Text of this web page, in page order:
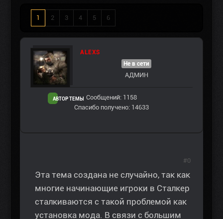
1 2 3 4 5 6
ALEXS
АВТОР ТЕМЫ
Не в сети
АДМИН
Сообщений: 1158
Спасибо получено: 14633
Эта тема создана не случайно, так как
многие начинающие игроки в Сталкер
сталкиваются с такой проблемой как
установка мода. В связи с большим
#0